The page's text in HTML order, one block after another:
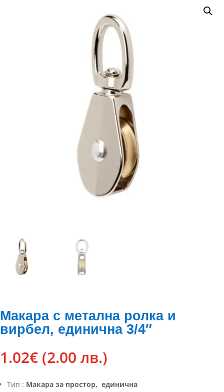
Макара с метална ролка и
вирбел, единична 3/4″
1.02€ (2.00 лв.)
Тип : Макара за простор, единична